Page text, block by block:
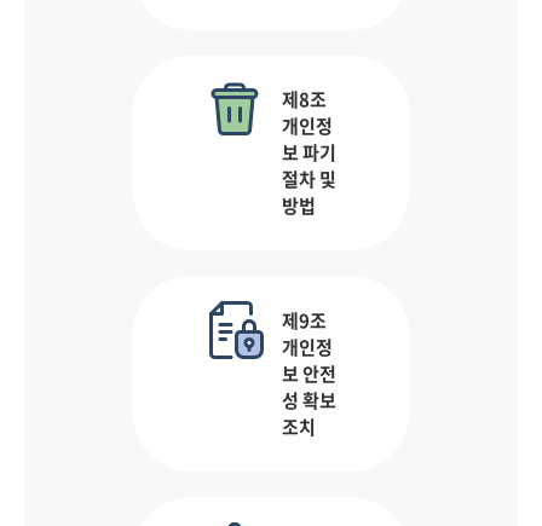
제8조
개인정
보 파기
절차 및
방법
제9조
개인정
보 안전
성 확보
조치